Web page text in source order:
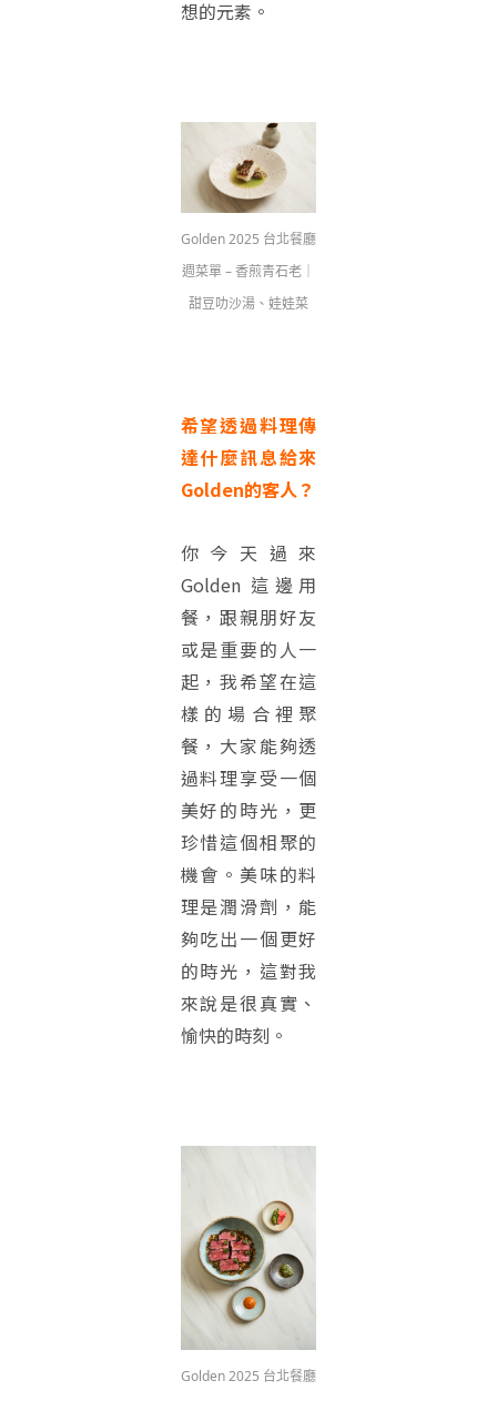
想的元素。
Golden 2025 台北餐廳
週菜單 – 香煎青石老｜
甜豆叻沙湯、娃娃菜
希望透過料理傳
達什麼訊息給來
Golden的客人？
你今天過來
Golden 這邊用
餐，跟親朋好友
或是重要的人一
起，我希望在這
樣的場合裡聚
餐，大家能夠透
過料理享受一個
美好的時光，更
珍惜這個相聚的
機會。美味的料
理是潤滑劑，能
夠吃出一個更好
的時光，這對我
來說是很真實、
愉快的時刻。
Golden 2025 台北餐廳